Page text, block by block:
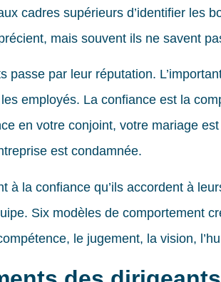
cadres supérieurs d’identifier les
mais souvent ils ne savent
passe par leur réputation.
employés. La confiance est la
en votre conjoint, votre mariage
est condamnée.
à la confiance qu’ils accordent à
Six modèles de comportement
le jugement, la vision,